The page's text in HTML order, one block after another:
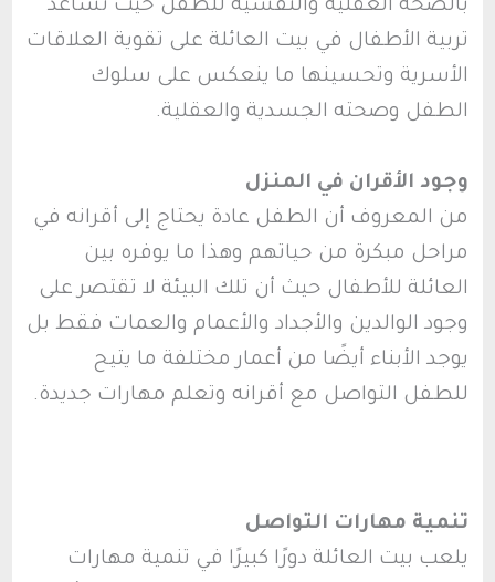
بالصحة العقلية والنفسية للطفل حيث تساعد
تربية الأطفال في بيت العائلة على تقوية العلاقات
الأسرية وتحسينها ما ينعكس على سلوك
الطفل وصحته الجسدية والعقلية.
وجود الأقران في المنزل
من المعروف أن الطفل عادة يحتاج إلى أقرانه في
مراحل مبكرة من حياتهم وهذا ما يوفره بين
العائلة للأطفال حيث أن تلك البيئة لا تقتصر على
وجود الوالدين والأجداد والأعمام والعمات فقط بل
يوجد الأبناء أيضًا من أعمار مختلفة ما يتيح
للطفل التواصل مع أقرانه وتعلم مهارات جديدة.
تنمية مهارات التواصل
يلعب بيت العائلة دورًا كبيرًا في تنمية مهارات